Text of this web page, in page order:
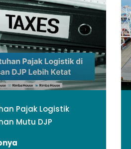
Pajak Logistik
Mutu DJP